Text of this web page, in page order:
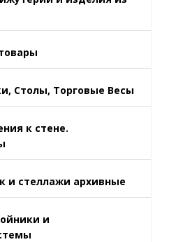
Столы, Торговые Весы
к стене.
и стеллажи архивные
и